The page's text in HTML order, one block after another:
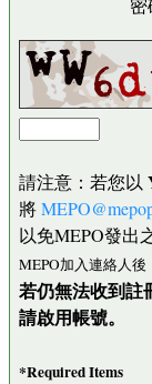
請注意：若您以
將
以免MEPO發出
MEPO加入連絡人後
若仍無法收到註
請啟用帳號。
*Required Items